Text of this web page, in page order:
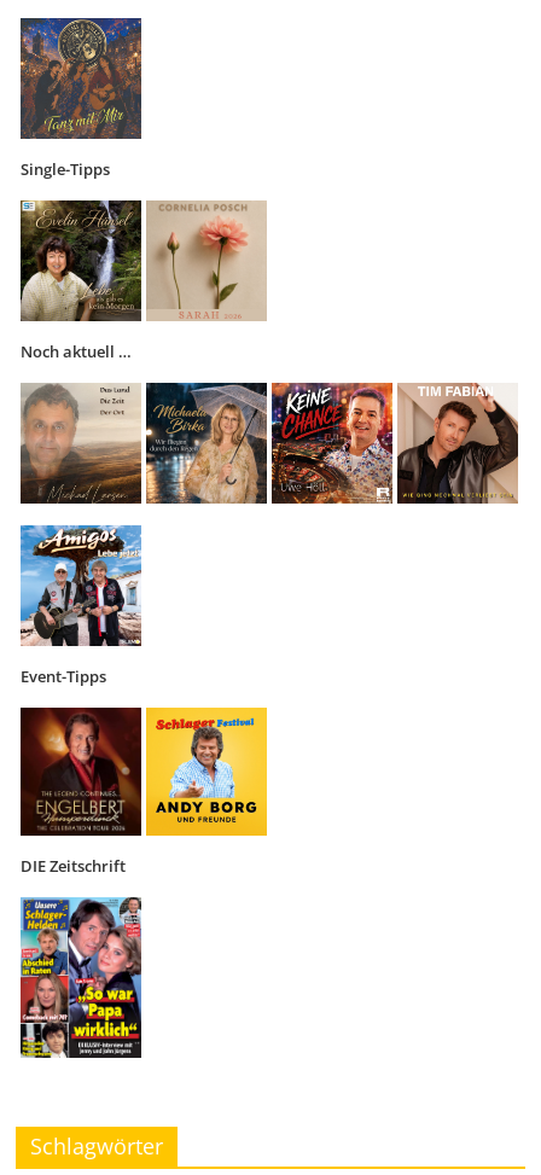
Single-Tipps
Noch aktuell …
Event-Tipps
DIE Zeitschrift
Schlagwörter